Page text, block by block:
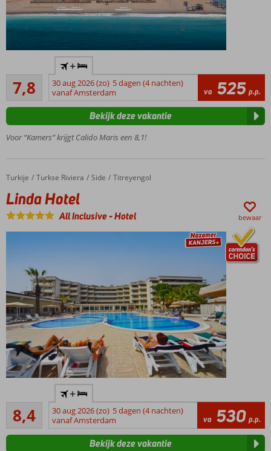
Geweldig
familiehotel
Vlak
bij het
strand
Diverse
restaurants
Waterglijbanen
voor jong en
7,8
Goed
33
beoordelingen
+
30 aug 2026 (zo) 5 dagen (4 nachten)
vanaf Amsterdam
va 525 p.p.
Voor “Kamers” krijgt Calido Maris een 8,1!
Bekijk deze vakantie
Home
Turkije Turkse Riviera Side Titreyengol
Linda Hotel
Linda Hotel
All Inclusive-Hotel bewaar
Al jarenlang
favoriet
familiehotel
met een
8,4
Zeer goed
591
beoordelingen
+
30 aug 2026 (zo) 5 dagen (4 nachten)
vanaf Amsterdam
va 530 p.p.
Bekijk deze vakantie